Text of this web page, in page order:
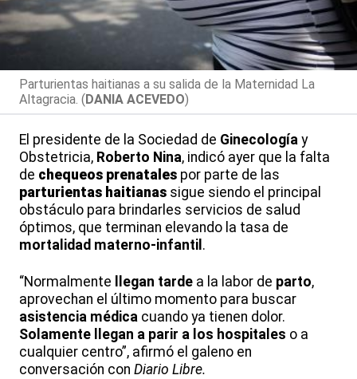
Parturientas haitianas a su salida de la Maternidad La
Altagracia. (DANIA ACEVEDO)
El presidente de la Sociedad de Ginecología y
Obstetricia, Roberto Nina, indicó ayer que la falta
de chequeos prenatales por parte de las
parturientas haitianas sigue siendo el principal
obstáculo para brindarles servicios de salud
óptimos, que terminan elevando la tasa de
mortalidad materno-infantil .
“Normalmente llegan tarde a la labor de parto,
aprovechan el último momento para buscar
asistencia médica cuando ya tienen dolor.
Solamente llegan a parir a los hospitales o a
cualquier centro”, afirmó el galeno en
conversación con Diario Libre.